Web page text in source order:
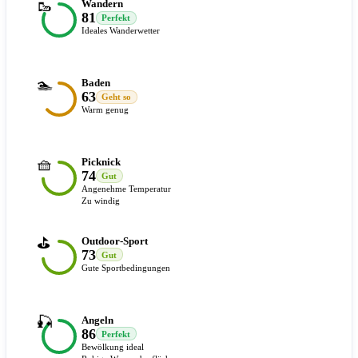
🥾 Wandern
81
Perfekt
Ideales Wanderwetter
🏊 Baden
63
Geht so
Warm genug
🧺 Picknick
74
Gut
Angenehme Temperatur
Zu windig
⛳ Outdoor-Sport
73
Gut
Gute Sportbedingungen
🎣 Angeln
86
Perfekt
Bewölkung ideal